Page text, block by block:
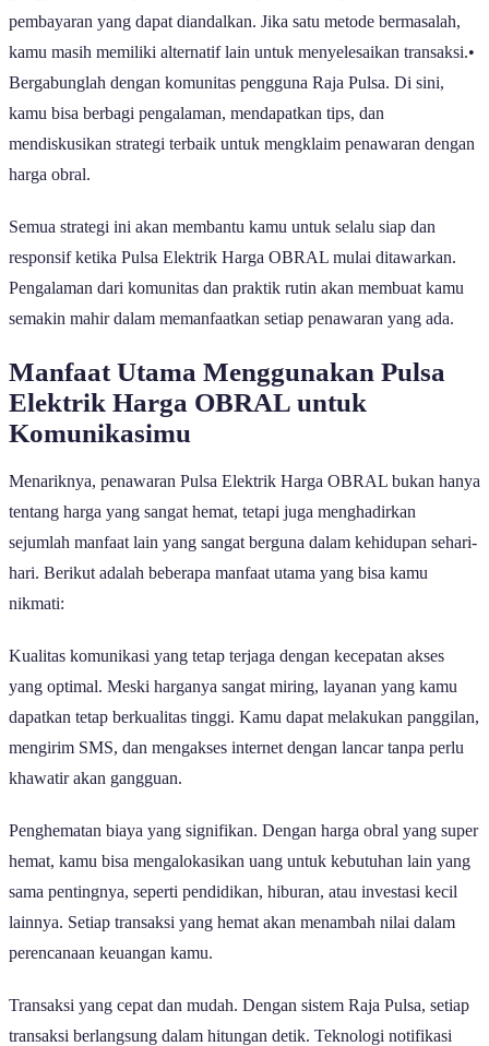
pembayaran yang dapat diandalkan. Jika satu metode bermasalah,
kamu masih memiliki alternatif lain untuk menyelesaikan transaksi.•
Bergabunglah dengan komunitas pengguna Raja Pulsa. Di sini,
kamu bisa berbagi pengalaman, mendapatkan tips, dan
mendiskusikan strategi terbaik untuk mengklaim penawaran dengan
harga obral.
Semua strategi ini akan membantu kamu untuk selalu siap dan
responsif ketika Pulsa Elektrik Harga OBRAL mulai ditawarkan.
Pengalaman dari komunitas dan praktik rutin akan membuat kamu
semakin mahir dalam memanfaatkan setiap penawaran yang ada.
Manfaat Utama Menggunakan Pulsa
Elektrik Harga OBRAL untuk
Komunikasimu
Menariknya, penawaran Pulsa Elektrik Harga OBRAL bukan hanya
tentang harga yang sangat hemat, tetapi juga menghadirkan
sejumlah manfaat lain yang sangat berguna dalam kehidupan sehari-
hari. Berikut adalah beberapa manfaat utama yang bisa kamu
nikmati:
Kualitas komunikasi yang tetap terjaga dengan kecepatan akses
yang optimal. Meski harganya sangat miring, layanan yang kamu
dapatkan tetap berkualitas tinggi. Kamu dapat melakukan panggilan,
mengirim SMS, dan mengakses internet dengan lancar tanpa perlu
khawatir akan gangguan.
Penghematan biaya yang signifikan. Dengan harga obral yang super
hemat, kamu bisa mengalokasikan uang untuk kebutuhan lain yang
sama pentingnya, seperti pendidikan, hiburan, atau investasi kecil
lainnya. Setiap transaksi yang hemat akan menambah nilai dalam
perencanaan keuangan kamu.
Transaksi yang cepat dan mudah. Dengan sistem Raja Pulsa, setiap
transaksi berlangsung dalam hitungan detik. Teknologi notifikasi